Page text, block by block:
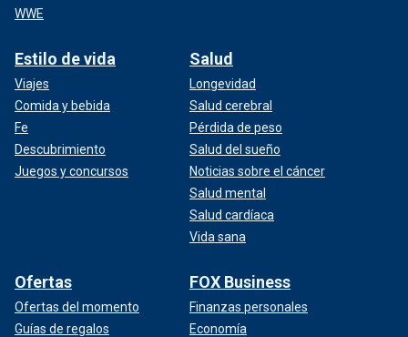
WWE
Estilo de vida
Viajes
Comida y bebida
Fe
Descubrimiento
Juegos y concursos
Salud
Longevidad
Salud cerebral
Pérdida de peso
Salud del sueño
Noticias sobre el cáncer
Salud mental
Salud cardíaca
Vida sana
Ofertas
Ofertas del momento
Guías de regalos
FOX Business
Finanzas personales
Economía